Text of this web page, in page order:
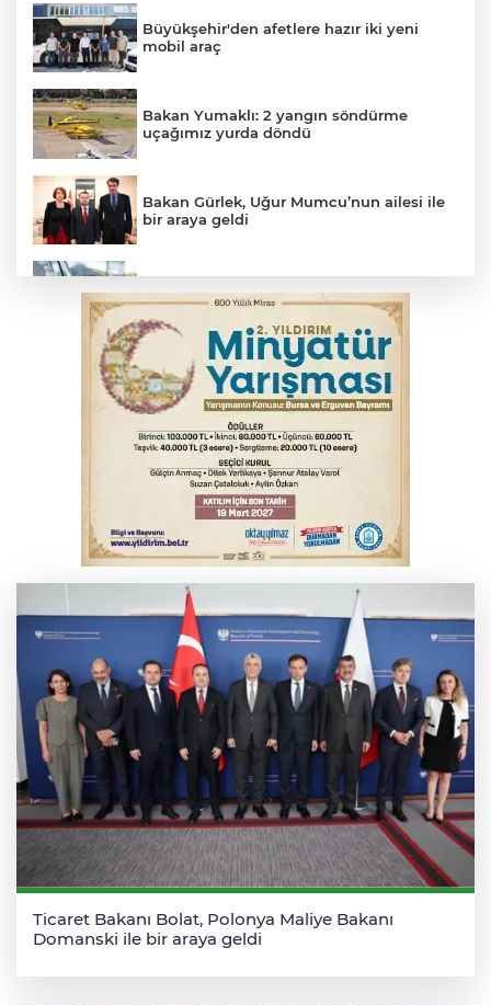
Büyükşehir'den afetlere hazır iki yeni
mobil araç
Bakan Yumaklı: 2 yangın söndürme
uçağımız yurda döndü
Bakan Gürlek, Uğur Mumcu’nun ailesi ile
bir araya geldi
yansıyacak mı?
YENİ Parti Genel Başkanı Özel'den
Çerçeve Yasa yorumu
Serbest piyasada döviz fiyatları
Serbest piyasada altın fiyatları...
Ticaret Bakanı Bolat, Polonya Maliye Bakanı
Domanski ile bir araya geldi